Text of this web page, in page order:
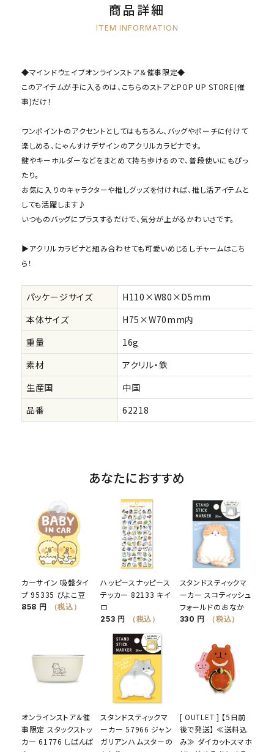
商品詳細
ITEM INFORMATION
◆マインドウェイブオンラインストア＆催事限定◆
このアイテムが手に入るのは、こちらのストアとPOP UP STORE(催
事)だけ！
ワンポイントのアクセントとしてはもちろん、バッグやポーチに付けて
楽しめる、にゃんすけデザインのアクリルカラビナです。
鍵やキーホルダーなどをまとめて持ち歩けるので、普段使いにもぴっ
たり。
お気に入りのキャラクターや推しグッズを付ければ、推し活アイテムと
しても活躍します♪
いつものバッグにプラスするだけで、気分が上がるかわいさです。
▶アクリルカラビナと組み合わせても可愛いめじるしチャームはこち
ら！
パッケージサイズ
H110×W80×D5mm
本体サイズ
H75×W70mm内
重量
16g
素材
アクリル・鉄
生産国
中国
品番
62218
あなたにおすすめ
カーサイン 吸盤タイ
プ 95335 ぴよこ豆
858 円 （税込）
ハッピースナッピース
テッカー 82133 キイ
ロ
253 円 （税込）
スタンドスティックマ
ーカー スコティッシュ
フォールドのおなか
330 円 （税込）
オンラインストア＆催
事限定 スタックストッ
カー 61776 しばんば
スタンドスティックマ
ーカー 57966 ジャン
ガリアンハムスターの
[ OUTLET ] 【5日前
後で発送】 ≪送料込
み≫ ダイカットスマホ